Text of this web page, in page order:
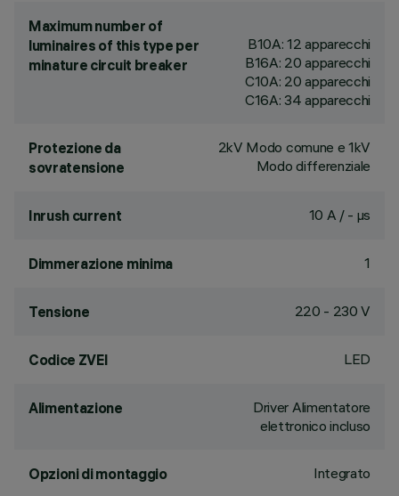
Maximum number of
luminaires of this type per
minature circuit breaker
B10A: 12 apparecchi
B16A: 20 apparecchi
C10A: 20 apparecchi
C16A: 34 apparecchi
Protezione da
sovratensione
2kV Modo comune e 1kV
Modo differenziale
Inrush current 10 A / - µs
Dimmerazione minima 1
Tensione 220 - 230 V
Codice ZVEI LED
Alimentazione
Driver Alimentatore
elettronico incluso
Opzioni di montaggio Integrato